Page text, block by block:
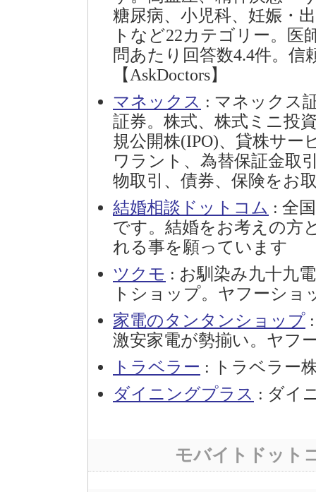
糖尿病、小児科、妊娠・
トなど22カテゴリー。医
問あたり回答数4.4件。
【AskDoctors】
マネックス : マネックス
証券。株式、株式ミニ投
規公開株(IPO)、貸株サー
ワラント、為替保証金取
物取引、債券、保険をお
結婚相談ドットコム : 全
です。結婚をお考えの方
れる事を願っています
ツクモ : お馴染み九十九
トショップ。ヤフーショ
家電のタンタンショップ
激安家電が勢揃い。ヤフ
トラベラー : トラベラー
ダイニングプラス : ダイ
モバイトドット